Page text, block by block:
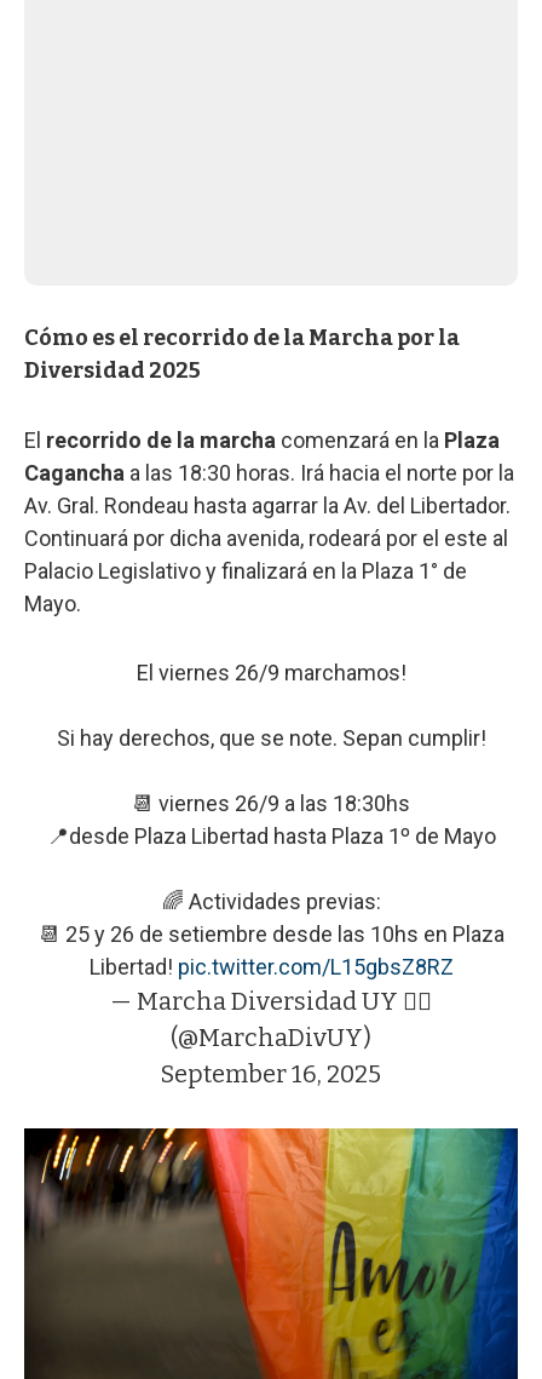
Cómo es el recorrido de la Marcha por la
Diversidad 2025
El recorrido de la marcha comenzará en la Plaza
Cagancha a las 18:30 horas. Irá hacia el norte por la
Av. Gral. Rondeau hasta agarrar la Av. del Libertador.
Continuará por dicha avenida, rodeará por el este al
Palacio Legislativo y finalizará en la Plaza 1° de
Mayo.
El viernes 26/9 marchamos!
Si hay derechos, que se note. Sepan cumplir!
📆 viernes 26/9 a las 18:30hs
📍desde Plaza Libertad hasta Plaza 1º de Mayo
🌈 Actividades previas:
📆 25 y 26 de setiembre desde las 10hs en Plaza
Libertad! pic.twitter.com/L15gbsZ8RZ
— Marcha Diversidad UY 🏳️‍🌈
(@MarchaDivUY)
September 16, 2025